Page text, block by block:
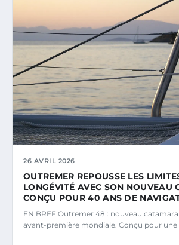
26 AVRIL 2026
OUTREMER REPOUSSE LES
LONGÉVITÉ AVEC SON NOUVEAU
CONÇU POUR 40 ANS DE
EN BREF Outremer 48 : nouveau
avant-première mondiale. Conçu pour une